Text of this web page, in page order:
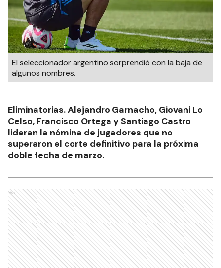
El seleccionador argentino sorprendió con la baja de
algunos nombres.
Eliminatorias. Alejandro Garnacho, Giovani Lo
Celso, Francisco Ortega y Santiago Castro
lideran la nómina de jugadores que no
superaron el corte definitivo para la próxima
doble fecha de marzo.
Ads